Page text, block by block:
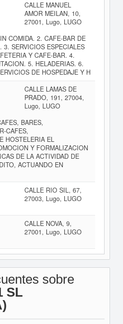
CALLE MANUEL
AMOR MEILAN, 10,
27001, Lugo, LUGO
COMIDA. 2. CAFE-BAR DE
3. SERVICIOS ESPECIALES
Y CAFE-BAR. 4.
5. HELADERIAS. 6.
DE HOSPEDAJE Y H
CALLE LAMAS DE
PRADO, 191, 27004,
Lugo, LUGO
BARES,
CAFES,
HOSTELERIA EL
Y FORMALIZACION
DE LA ACTIVIDAD DE
ACTUANDO EN
CALLE RIO SIL, 67,
27003, Lugo, LUGO
CALLE NOVA, 9,
27001, Lugo, LUGO
sobre
SL